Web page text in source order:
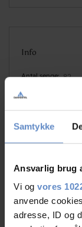
Samtykke
Ansvarlig brug
Vi og vores
anvende
adresse, ID og
Info
Antal senge 82
Antal værelser
Antal værelser
Antal værelser